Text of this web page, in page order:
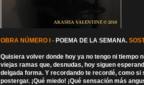
OBRA NÚMERO I - POEMA DE LA SEMANA.
Quisiera volver donde hoy ya no tengo ni tiempo
viejas ramas que, desnudas, hoy siguen
delgada forma. Y recordando te recordé, como
postergar. ¡Qué miedo! ¡Qué sensación más